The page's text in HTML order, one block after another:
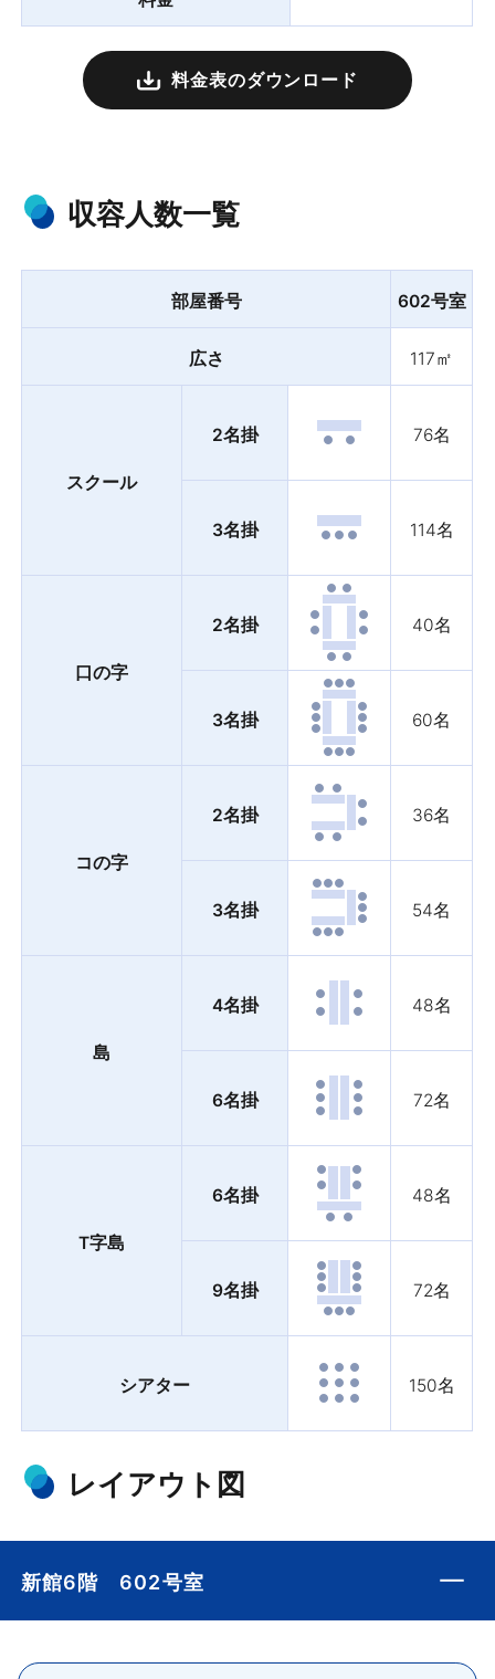
料金表のダウンロード
収容人数一覧
部屋番号 602号室
広さ 117㎡
スクール
2名掛 76名
3名掛 114名
口の字
2名掛 40名
3名掛 60名
コの字
2名掛 36名
3名掛 54名
島
4名掛 48名
6名掛 72名
T字島
6名掛 48名
9名掛 72名
シアター 150名
レイアウト図
新館6階 602号室